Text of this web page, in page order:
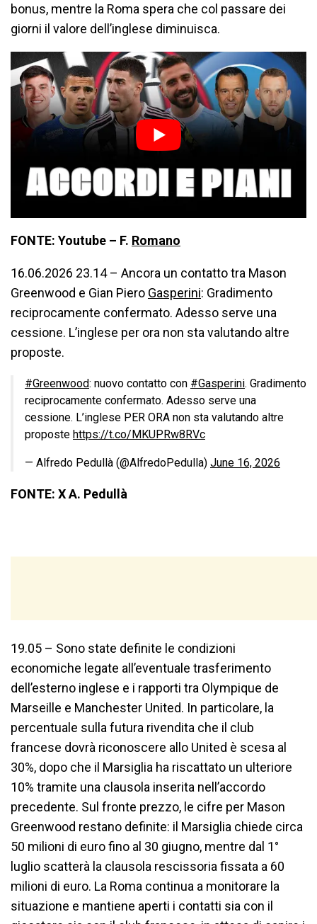
bonus, mentre la Roma spera che col passare dei
giorni il valore dell’inglese diminuisca.
FONTE: Youtube – F. Romano
16.06.2026 23.14 – Ancora un contatto tra Mason
Greenwood e Gian Piero Gasperini: Gradimento
reciprocamente confermato. Adesso serve una
cessione. L’inglese per ora non sta valutando altre
proposte.
#Greenwood: nuovo contatto con #Gasperini. Gradimento
reciprocamente confermato. Adesso serve una
cessione. L’inglese PER ORA non sta valutando altre
proposte https://t.co/MKUPRw8RVc
— Alfredo Pedullà (@AlfredoPedulla) June 16, 2026
FONTE: X A. Pedullà
19.05 – Sono state definite le condizioni
economiche legate all’eventuale trasferimento
dell’esterno inglese e i rapporti tra Olympique de
Marseille e Manchester United. In particolare, la
percentuale sulla futura rivendita che il club
francese dovrà riconoscere allo United è scesa al
30%, dopo che il Marsiglia ha riscattato un ulteriore
10% tramite una clausola inserita nell’accordo
precedente. Sul fronte prezzo, le cifre per Mason
Greenwood restano definite: il Marsiglia chiede circa
50 milioni di euro fino al 30 giugno, mentre dal 1°
luglio scatterà la clausola rescissoria fissata a 60
milioni di euro. La Roma continua a monitorare la
situazione e mantiene aperti i contatti sia con il